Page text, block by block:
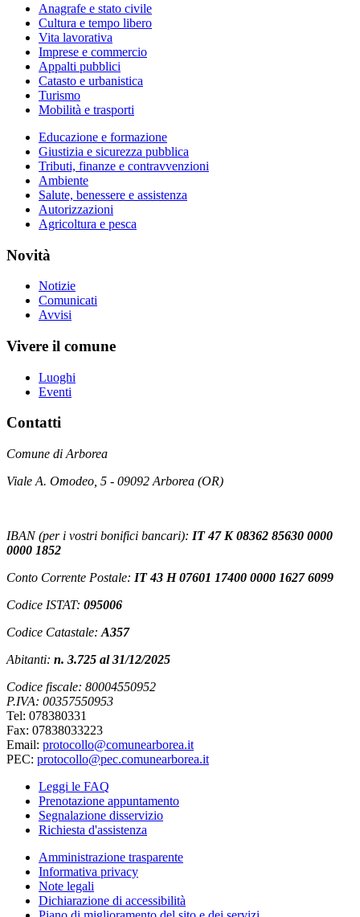
Anagrafe e stato civile
Cultura e tempo libero
Vita lavorativa
Imprese e commercio
Appalti pubblici
Catasto e urbanistica
Turismo
Mobilità e trasporti
Educazione e formazione
Giustizia e sicurezza pubblica
Tributi, finanze e contravvenzioni
Ambiente
Salute, benessere e assistenza
Autorizzazioni
Agricoltura e pesca
Novità
Notizie
Comunicati
Avvisi
Vivere il comune
Luoghi
Eventi
Contatti
Comune di Arborea
Viale A. Omodeo, 5 - 09092 Arborea (OR)
IBAN (per i vostri bonifici bancari): IT 47 K 08362 85630 0000
0000 1852
Conto Corrente Postale: IT 43 H 07601 17400 0000 1627 6099
Codice ISTAT: 095006
Codice Catastale: A357
Abitanti: n. 3.725 al 31/12/2025
Codice fiscale: 80004550952
P.IVA: 00357550953
Tel: 078380331
Fax: 07838033223
Email: protocollo@comunearborea.it
PEC: protocollo@pec.comunearborea.it
Leggi le FAQ
Prenotazione appuntamento
Segnalazione disservizio
Richiesta d'assistenza
Amministrazione trasparente
Informativa privacy
Note legali
Dichiarazione di accessibilità